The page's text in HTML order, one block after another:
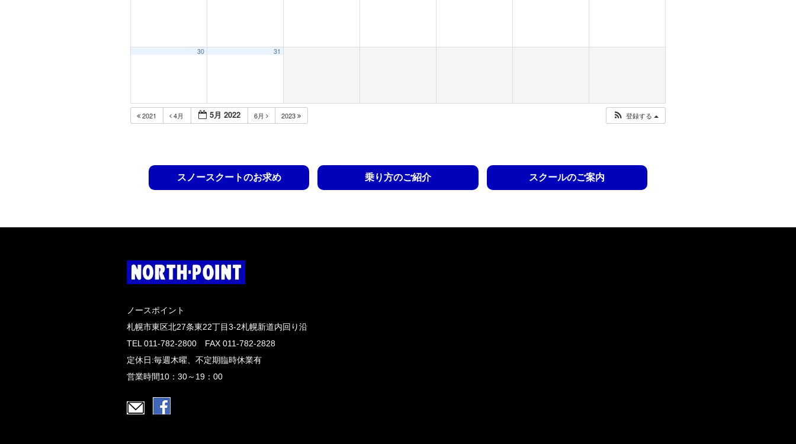
30 31
2021 4月 5月 2022 6月 2023 登録する
スノースクートのお求め 乗り方のご紹介 スクールのご案内
ノースポイント
札幌市東区北27条東22丁目3-2札幌新道内回り沿
TEL 011-782-2800 FAX 011-782-2828
定休日:毎週木曜、不定期臨時休業有
営業時間10：30～19：00